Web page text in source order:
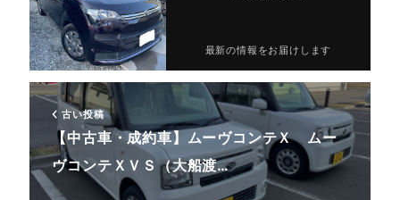
最新の情報をお届けします
古い投稿
【中古車・成約車】ムーヴコンテＸ ムー
ヴコンテＸＶＳ（大船渡…